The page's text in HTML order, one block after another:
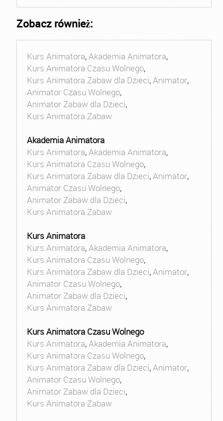
Zobacz również:
Kurs Animatora,Akademia Animatora,
Kurs Animatora Czasu Wolnego,
Kurs Animatora Zabaw dla Dzieci,Animator,
Animator Czasu Wolnego,
Animator Zabaw dla Dzieci,
Kurs Animatora Zabaw
Akademia Animatora
Kurs Animatora,Akademia Animatora,
Kurs Animatora Czasu Wolnego,
Kurs Animatora Zabaw dla Dzieci,Animator,
Animator Czasu Wolnego,
Animator Zabaw dla Dzieci,
Kurs Animatora Zabaw
Kurs Animatora
Kurs Animatora,Akademia Animatora,
Kurs Animatora Czasu Wolnego,
Kurs Animatora Zabaw dla Dzieci,Animator,
Animator Czasu Wolnego,
Animator Zabaw dla Dzieci,
Kurs Animatora Zabaw
Kurs Animatora Czasu Wolnego
Kurs Animatora,Akademia Animatora,
Kurs Animatora Czasu Wolnego,
Kurs Animatora Zabaw dla Dzieci,Animator,
Animator Czasu Wolnego,
Animator Zabaw dla Dzieci,
Kurs Animatora Zabaw